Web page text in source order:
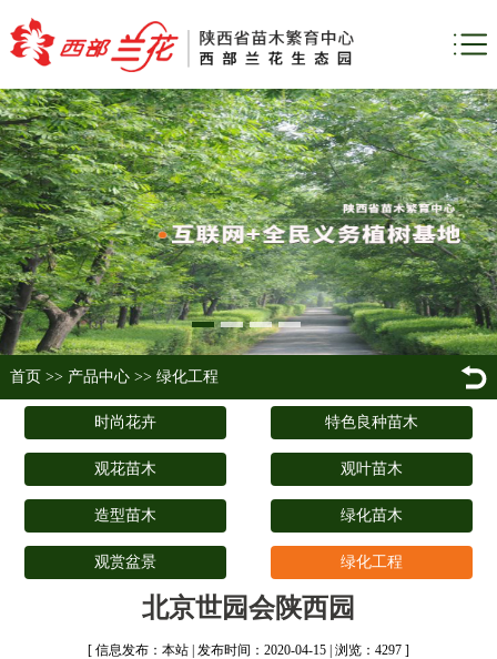
首页 >> 产品中心 >> 绿化工程
时尚花卉 特色良种苗木
观花苗木 观叶苗木
造型苗木 绿化苗木
观赏盆景 绿化工程
北京世园会陕西园
[ 信息发布：本站 | 发布时间：2020-04-15 | 浏览：4297 ]